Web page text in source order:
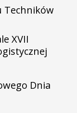
Techników
XVII
Dnia